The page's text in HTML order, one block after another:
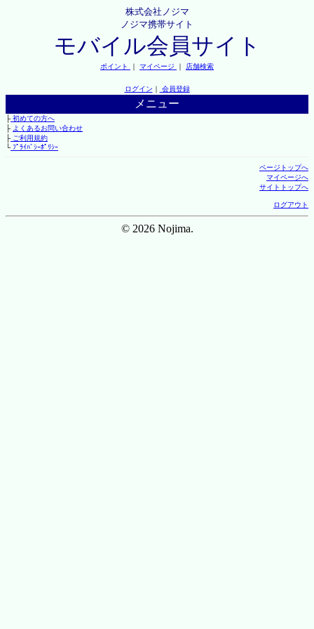
株式会社ノジマ
ノジマ携帯サイト
モバイル会員サイト
ポイント ｜ マイページ ｜ 店舗検索
ログイン ｜ 会員登録
メニュー
├初めての方へ
├ よくあるお問い合わせ
├ご利用規約
└ﾌﾟﾗｲﾊﾞｼｰﾎﾟﾘｼｰ
ページトップへ
マイページへ
サイトトップへ
ログアウト
© 2026 Nojima.